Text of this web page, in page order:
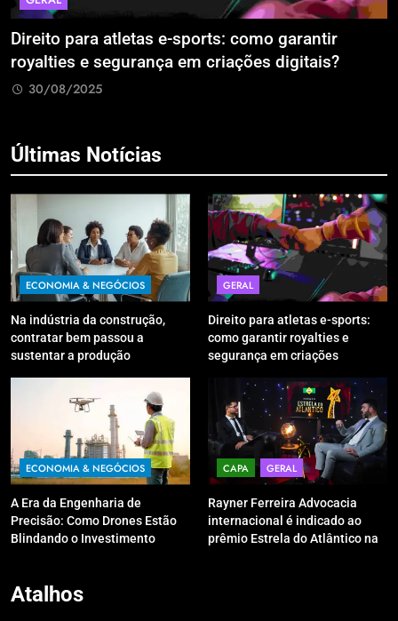
Direito para atletas e-sports: como garantir
royalties e segurança em criações digitais?
30/08/2025
Últimas Notícias
ECONOMIA & NEGÓCIOS
Na indústria da construção,
contratar bem passou a
sustentar a produção
GERAL
Direito para atletas e-sports:
como garantir royalties e
segurança em criações
ECONOMIA & NEGÓCIOS
A Era da Engenharia de
Precisão: Como Drones Estão
Blindando o Investimento
CAPA GERAL
Rayner Ferreira Advocacia
internacional é indicado ao
prêmio Estrela do Atlântico na
Atalhos